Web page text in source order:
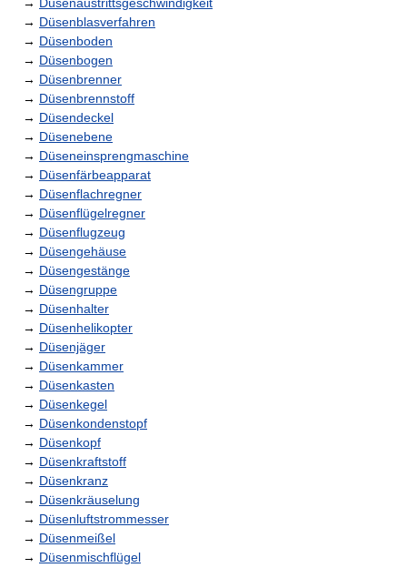
→ Düsenblasverfahren
→ Düsenboden
→ Düsenbogen
→ Düsenbrenner
→ Düsenbrennstoff
→ Düsendeckel
→ Düsenebene
→ Düseneinsprengmaschine
→ Düsenfärbeapparat
→ Düsenflachregner
→ Düsenflügelregner
→ Düsenflugzeug
→ Düsengehäuse
→ Düsengestänge
→ Düsengruppe
→ Düsenhalter
→ Düsenhelikopter
→ Düsenjäger
→ Düsenkammer
→ Düsenkasten
→ Düsenkegel
→ Düsenkondenstopf
→ Düsenkopf
→ Düsenkraftstoff
→ Düsenkranz
→ Düsenkräuselung
→ Düsenluftstrommesser
→ Düsenmeißel
→ Düsenmischflügel